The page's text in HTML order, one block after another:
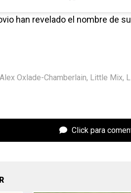
han revelado el nombre de
Alex Oxlade-Chamberlain, Little Mix,
Click para